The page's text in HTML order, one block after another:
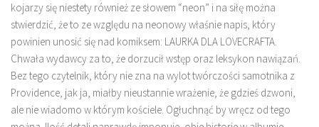
kojarzy się niestety również ze słowem “neon” i na siłę można
stwierdzić, że to ze względu na neonowy właśnie napis, który
powinien unosić się nad komiksem: LAURKA DLA LOVECRAFTA.
Chwała wydawcy za to, że dorzucił wstęp oraz leksykon nawiązań.
Bez tego czytelnik, który nie zna na wylot twórczości samotnika z
Providence, jak ja, miałby nieustannie wrażenie, że gdzieś dzwoni,
ale nie wiadomo w którym kościele. Ogłuchnąć by wręcz od tego